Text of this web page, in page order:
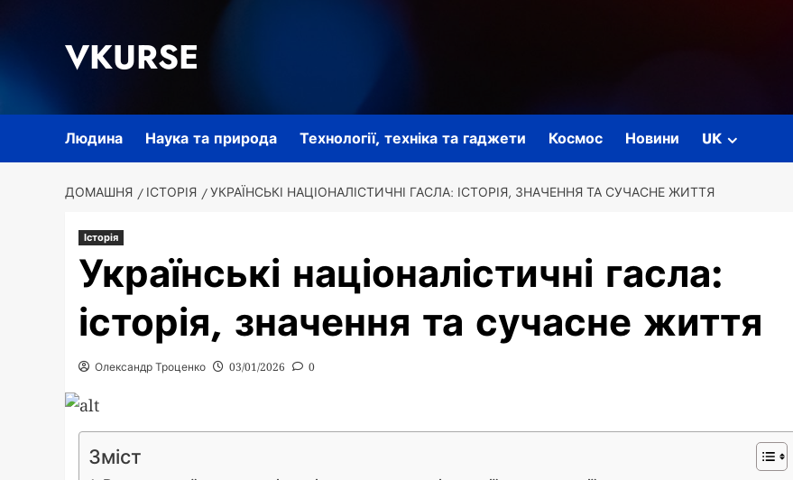
VKURSE
Людина Наука та природа Технології, техніка та гаджети Космос Новини UK
ДОМАШНЯ ІСТОРІЯ УКРАЇНСЬКІ НАЦІОНАЛІСТИЧНІ ГАСЛА: ІСТОРІЯ, ЗНАЧЕННЯ ТА СУЧАСНЕ ЖИТТЯ
Історія
Українські націоналістичні гасла:
історія, значення та сучасне життя
Олександр Троценко 03/01/2026 0
Зміст